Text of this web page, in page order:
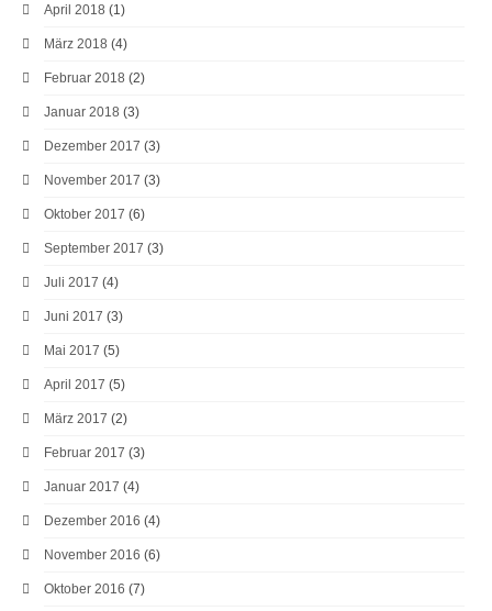
April 2018 (1)
März 2018 (4)
Februar 2018 (2)
Januar 2018 (3)
Dezember 2017 (3)
November 2017 (3)
Oktober 2017 (6)
September 2017 (3)
Juli 2017 (4)
Juni 2017 (3)
Mai 2017 (5)
April 2017 (5)
März 2017 (2)
Februar 2017 (3)
Januar 2017 (4)
Dezember 2016 (4)
November 2016 (6)
Oktober 2016 (7)